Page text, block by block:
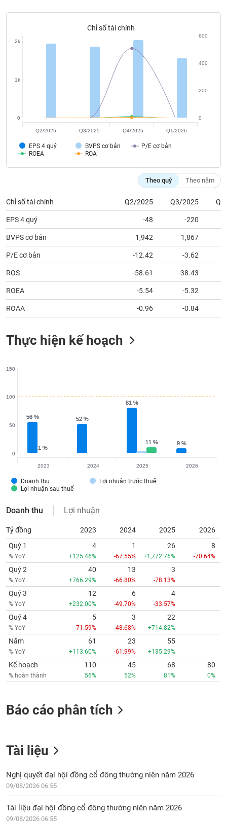
Chỉ số tài chính
EPS 4 quý BVPS cơ bản
P/E cơ bản
ROEA
ROA
0
1k
2k
0
200
400
600
Q2/2025 Q3/2025 Q4/2025 Q1/2026
Theo quý Theo năm
Chỉ số tài chính Q2/2025 Q3/2025
EPS 4 quý -48 -220
BVPS cơ bản 1,942 1,867
P/E cơ bản -12.42 -3.62
ROS -58.61 -38.43
ROEA -5.54 -5.32
ROAA -0.96 -0.84
Thực hiện kế hoạch
56 %
56 % 52 %
52 %
81 %
81 %
9 %
9 %
1 %
1 %
11 %
11 %
Doanh thu
Lợi nhuận trước thuế
Lợi nhuận sau thuế
0
50
100
150
2023 2024 2025 2026
Doanh thu Lợi nhuận
Tỷ đồng 2023 2024 2025
2026
Quý 1
% YoY
4
+125.46%
1
-67.55%
26
+1,772.76%
8
-70.64%
Quý 2
% YoY
40
+766.29%
13
-66.80%
3
-78.13%
Quý 3
% YoY
12
+232.00%
6
-49.70%
4
-33.57%
Quý 4
% YoY
5
-71.59%
3
-48.68%
22
+714.82%
Năm
% YoY
61
+113.60%
23
-61.99%
55
+135.29%
Kế hoạch
% hoàn thành
110
56%
45
52%
68
81%
80
0%
Báo cáo phân tích
Tài liệu
Nghị quyết đại hội đồng cổ đông thường niên năm 2026
09/08/2026 06:55
Tài liệu đại hội đồng cổ đông thường niên năm 2026
09/08/2026 06:55
Truyền
chính